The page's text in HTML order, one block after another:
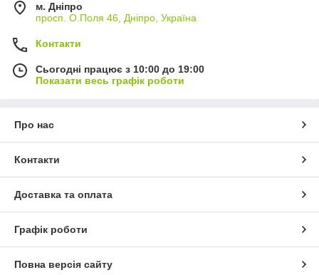
м. Дніпро
просп. О.Поля 46, Дніпро, Україна
Контакти
Сьогодні працює з 10:00 до 19:00
Показати весь графік роботи
Про нас
Контакти
Доставка та оплата
Графік роботи
Повна версія сайту